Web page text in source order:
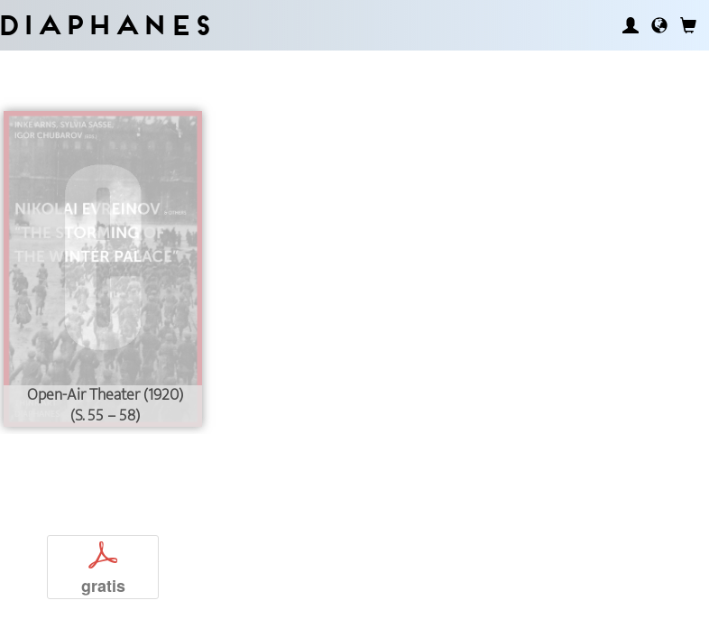
Diaphanes
Open-Air Theater (1920)
(S. 55 – 58)
p
gratis